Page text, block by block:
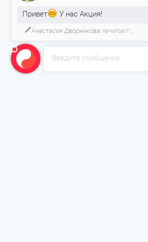
Введите сообщение
Привет У нас Акция!
Анастасия Дворникова печатает...